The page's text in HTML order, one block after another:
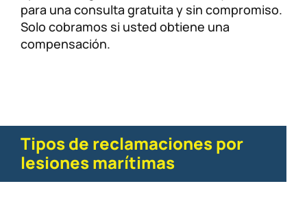
para una consulta gratuita y sin compromiso.
Solo cobramos si usted obtiene una
compensación.
Tipos de reclamaciones por
lesiones marítimas